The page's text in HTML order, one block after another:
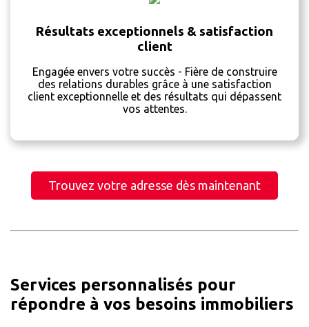
Résultats exceptionnels & satisfaction
client
Engagée envers votre succès - Fière de construire
des relations durables grâce à une satisfaction
client exceptionnelle et des résultats qui dépassent
vos attentes.
Trouvez votre adresse dès maintenant
Services personnalisés pour
répondre à vos besoins immobiliers